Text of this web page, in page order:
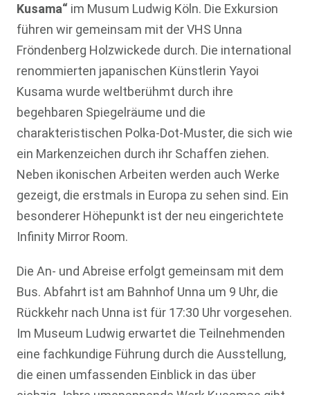
Kusama“ im Musum Ludwig Köln. Die Exkursion
führen wir gemeinsam mit der VHS Unna
Fröndenberg Holzwickede durch. Die international
renommierten japanischen Künstlerin Yayoi
Kusama wurde weltberühmt durch ihre
begehbaren Spiegelräume und die
charakteristischen Polka-Dot-Muster, die sich wie
ein Markenzeichen durch ihr Schaffen ziehen.
Neben ikonischen Arbeiten werden auch Werke
gezeigt, die erstmals in Europa zu sehen sind. Ein
besonderer Höhepunkt ist der neu eingerichtete
Infinity Mirror Room.
Die An- und Abreise erfolgt gemeinsam mit dem
Bus. Abfahrt ist am Bahnhof Unna um 9 Uhr, die
Rückkehr nach Unna ist für 17:30 Uhr vorgesehen.
Im Museum Ludwig erwartet die Teilnehmenden
eine fachkundige Führung durch die Ausstellung,
die einen umfassenden Einblick in das über